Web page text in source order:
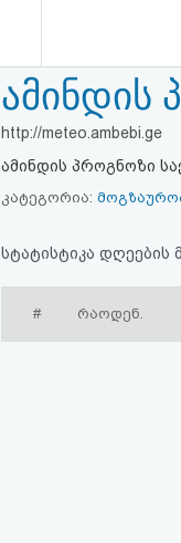
ამინდის
http://meteo.ambebi.ge
ამინდის პროგნოზი
კატეგორია:
სტატისტიკა დღეების
# რაოდენ.